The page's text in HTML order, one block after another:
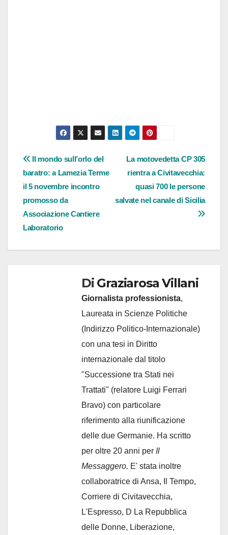
Navigazione
articoli
La motovedetta CP 305
rientra a Civitavecchia:
quasi 700 le persone
salvate nel canale di Sicilia
Il mondo sull’orlo del
baratro: a Lamezia Terme
il 5 novembre incontro
promosso da
Associazione Cantiere
Laboratorio
Di Graziarosa Villani
Giornalista professionista,
Laureata in Scienze Politiche
(Indirizzo Politico-Internazionale)
con una tesi in Diritto
internazionale dal titolo
"Successione tra Stati nei
Trattati" (relatore Luigi Ferrari
Bravo) con particolare
riferimento alla riunificazione
delle due Germanie. Ha scritto
per oltre 20 anni per Il
Messaggero. E' stata inoltre
collaboratrice di Ansa, Il Tempo,
Corriere di Civitavecchia,
L'Espresso, D La Repubblica
delle Donne, Liberazione,